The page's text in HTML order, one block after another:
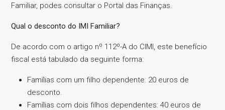
Familiar, podes consultar o Portal das Finanças.
Qual o desconto do IMI Familiar?
De acordo com o artigo nº 112º-A do CIMI, este benefício
fiscal está tabulado da seguinte forma:
Famílias com um filho dependente: 20 euros de
desconto.
Famílias com dois filhos dependentes: 40 euros de